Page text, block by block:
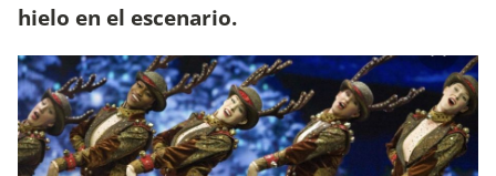
hielo en el escenario.